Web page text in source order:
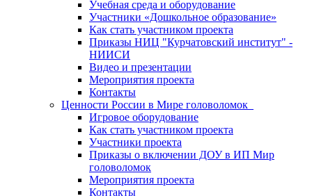
Учебная среда и оборудование
Участники «Дошкольное образование»
Как стать участником проекта
Приказы НИЦ "Курчатовский институт" -
НИИСИ
Видео и презентации
Мероприятия проекта
Контакты
Ценности России в Мире головоломок
Игровое оборудование
Как стать участником проекта
Участники проекта
Приказы о включении ДОУ в ИП Мир
головоломок
Мероприятия проекта
Контакты